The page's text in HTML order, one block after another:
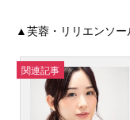
▲芙蓉・リリエンソー
関連記事